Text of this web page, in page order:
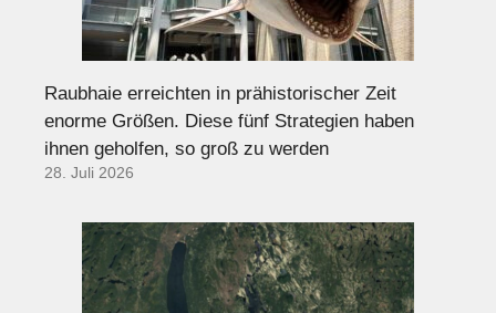
Raubhaie erreichten in prähistorischer Zeit
enorme Größen. Diese fünf Strategien haben
ihnen geholfen, so groß zu werden
28. Juli 2026